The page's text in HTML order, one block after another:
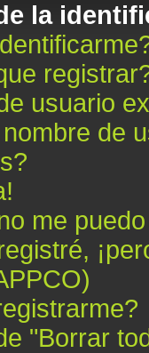
la
usuario
de
me
"Borrar